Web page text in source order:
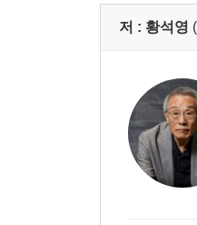
저 : 황석영